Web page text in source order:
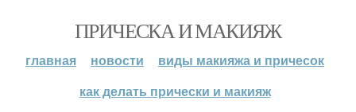
ПРИЧЕСКА И МАКИЯЖ
главная новости
виды макияжа и причесок
как делать прически и макияж